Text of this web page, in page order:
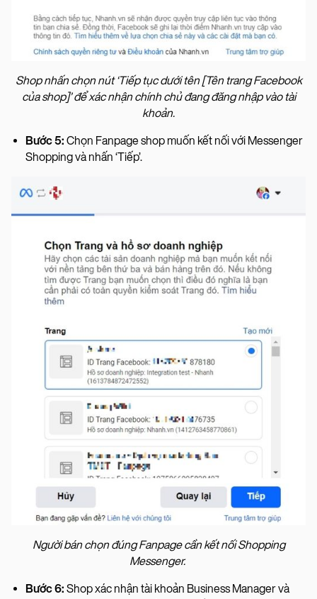
Shop nhấn chọn nút ‘Tiếp tục dưới tên [Tên trang Facebook
của shop]’ để xác nhận chính chủ đang đăng nhập vào tài
khoản.
Bước 5: Chọn Fanpage shop muốn kết nối với Messenger
Shopping và nhấn ‘Tiếp’.
Người bán chọn đúng Fanpage cần kết nối Shopping
Messenger.
Bước 6: Shop xác nhận tài khoản Business Manager và